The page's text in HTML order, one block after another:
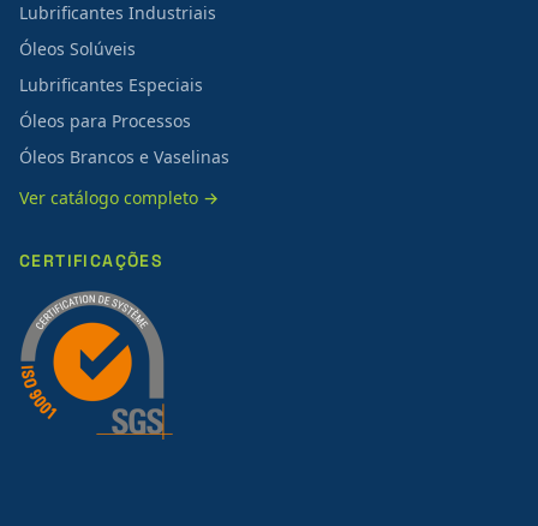
Lubrificantes Industriais
Óleos Solúveis
Lubrificantes Especiais
Óleos para Processos
Óleos Brancos e Vaselinas
Ver catálogo completo →
CERTIFICAÇÕES